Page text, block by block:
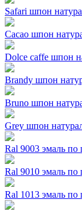
Safari шпон
Cacao шпон
Dolce caffe шпон
Brandy шпон
Bruno шпон
Grey шпон
Ral 9003 эмаль
Ral 9010 эмаль
Ral 1013 эмаль